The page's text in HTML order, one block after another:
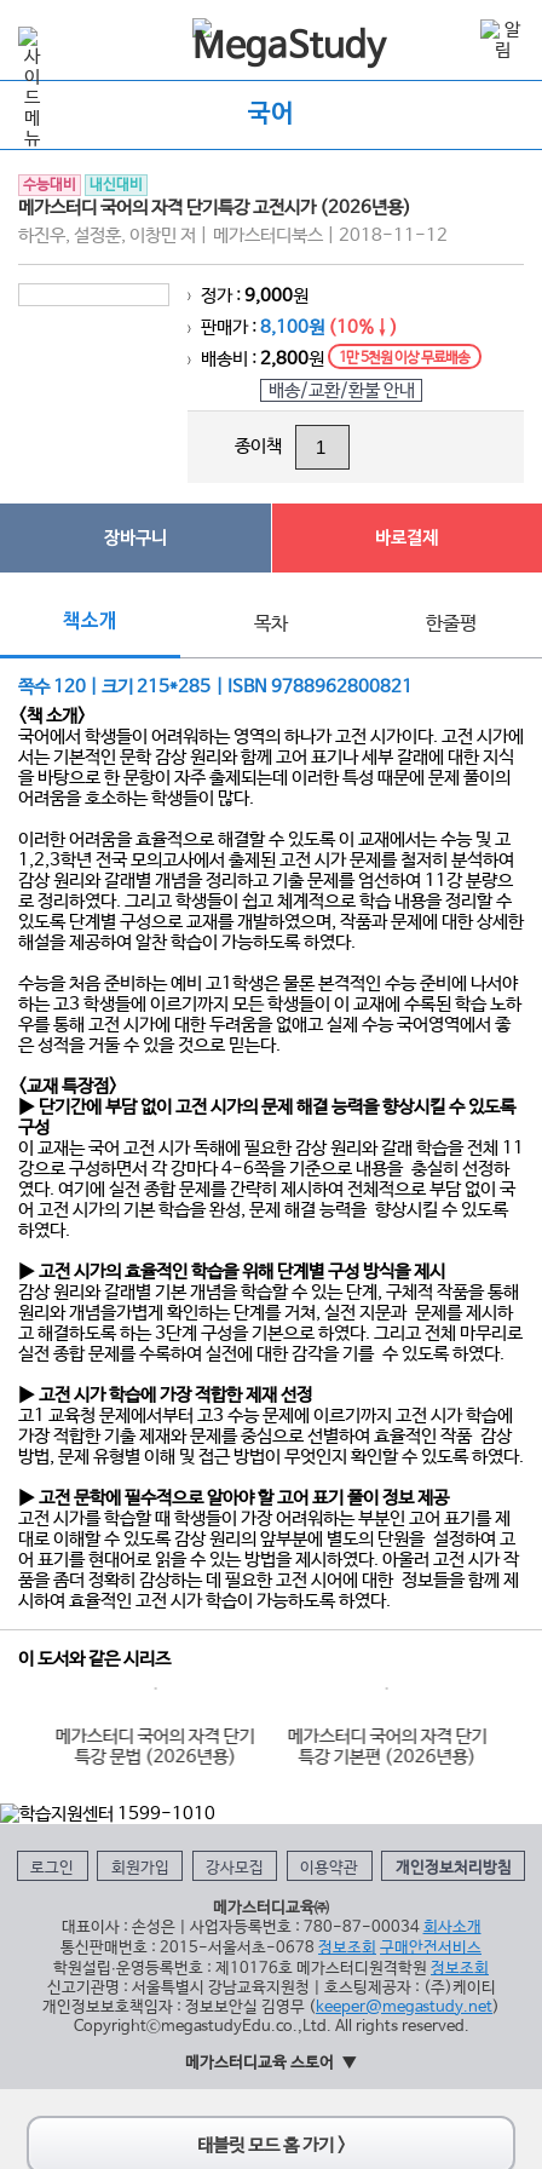
국어
수능대비 내신대비
메가스터디 국어의 자격 단기특강 고전시가 (2026년용)
하진우, 설정훈, 이창민 저 | 메가스터디북스 | 2018-11-12
> 정가 :9,000원
> 판매가 :8,100원 (10%↓)
> 배송비 :2,800원 1만 5천원 이상 무료배송
배송/교환/환불 안내
종이책
장바구니 바로결제
책소개 목차 한줄평
쪽수 120 | 크기 215*285 | ISBN 9788962800821
<책 소개>
국어에서 학생들이 어려워하는 영역의 하나가 고전 시가이다. 고전 시가에
서는 기본적인 문학 감상 원리와 함께 고어 표기나 세부 갈래에 대한 지식
을 바탕으로 한 문항이 자주 출제되는데 이러한 특성 때문에 문제 풀이의
어려움을 호소하는 학생들이 많다.
이러한 어려움을 효율적으로 해결할 수 있도록 이 교재에서는 수능 및 고
1,2,3학년 전국 모의고사에서 출제된 고전 시가 문제를 철저히 분석하여
감상 원리와 갈래별 개념을 정리하고 기출 문제를 엄선하여 11강 분량으
로 정리하였다. 그리고 학생들이 쉽고 체계적으로 학습 내용을 정리할 수
있도록 단계별 구성으로 교재를 개발하였으며, 작품과 문제에 대한 상세한
해설을 제공하여 알찬 학습이 가능하도록 하였다.
수능을 처음 준비하는 예비 고1학생은 물론 본격적인 수능 준비에 나서야
하는 고3 학생들에 이르기까지 모든 학생들이 이 교재에 수록된 학습 노하
우를 통해 고전 시가에 대한 두려움을 없애고 실제 수능 국어영역에서 좋
은 성적을 거둘 수 있을 것으로 믿는다.
<교재 특장점>
▶ 단기간에 부담 없이 고전 시가의 문제 해결 능력을 향상시킬 수 있도록
구성
이 교재는 국어 고전 시가 독해에 필요한 감상 원리와 갈래 학습을 전체 11
강으로 구성하면서 각 강마다 4-6쪽을 기준으로 내용을 충실히 선정하
였다. 여기에 실전 종합 문제를 간략히 제시하여 전체적으로 부담 없이 국
어 고전 시가의 기본 학습을 완성, 문제 해결 능력을 향상시킬 수 있도록
하였다.
▶ 고전 시가의 효율적인 학습을 위해 단계별 구성 방식을 제시
감상 원리와 갈래별 기본 개념을 학습할 수 있는 단계, 구체적 작품을 통해
원리와 개념을가볍게 확인하는 단계를 거쳐, 실전 지문과 문제를 제시하
고 해결하도록 하는 3단계 구성을 기본으로 하였다. 그리고 전체 마무리로
실전 종합 문제를 수록하여 실전에 대한 감각을 기를 수 있도록 하였다.
▶ 고전 시가 학습에 가장 적합한 제재 선정
고1 교육청 문제에서부터 고3 수능 문제에 이르기까지 고전 시가 학습에
가장 적합한 기출 제재와 문제를 중심으로 선별하여 효율적인 작품 감상
방법, 문제 유형별 이해 및 접근 방법이 무엇인지 확인할 수 있도록 하였다.
▶ 고전 문학에 필수적으로 알아야 할 고어 표기 풀이 정보 제공
고전 시가를 학습할 때 학생들이 가장 어려워하는 부분인 고어 표기를 제
대로 이해할 수 있도록 감상 원리의 앞부분에 별도의 단원을 설정하여 고
어 표기를 현대어로 읽을 수 있는 방법을 제시하였다. 아울러 고전 시가 작
품을 좀더 정확히 감상하는 데 필요한 고전 시어에 대한 정보들을 함께 제
시하여 효율적인 고전 시가 학습이 가능하도록 하였다.
이 도서와 같은 시리즈
메가스터디 국어의 자격 단기
특강 문법 (2026년용)
메가스터디 국어의 자격 단기
특강 기본편 (2026년용)
로그인 회원가입 강사모집 이용약관 개인정보처리방침
메가스터디교육㈜
대표이사 : 손성은 | 사업자등록번호 : 780-87-00034 회사소개
통신판매번호 : 2015-서울서초-0678 정보조회 구매안전서비스
학원설립∙운영등록번호 : 제10176호 메가스터디원격학원 정보조회
신고기관명 : 서울특별시 강남교육지원청 | 호스팅제공자 : (주)케이티
개인정보보호책임자 : 정보보안실 김영무 (keeper@megastudy.net)
CopyrightⓒmegastudyEdu.co.,Ltd. All rights reserved.
메가스터디교육 스토어
태블릿 모드 홈 가기 >